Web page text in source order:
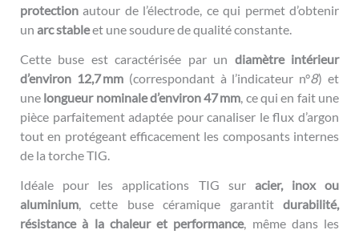
protection autour de l’électrode, ce qui permet d’obtenir
un arc stableet une soudure de qualité constante.
Cette buse est caractérisée par un diamètre intérieur
d’environ 12,7 mm(correspondant à l’indicateur n°8) et
une longueur nominale d’environ 47 mm, ce qui en fait une
pièce parfaitement adaptée pour canaliser le flux d’argon
tout en protégeant efficacement les composants internes
de la torche TIG.
Idéale pour les applications TIG sur acier, inox ou
aluminium, cette buse céramique garantit durabilité,
résistance à la chaleur et performance, même dans les